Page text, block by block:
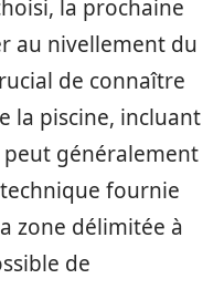
la prochaine
au nivellement du
de connaître
la piscine, incluant
généralement
fournie
zone délimitée à
de